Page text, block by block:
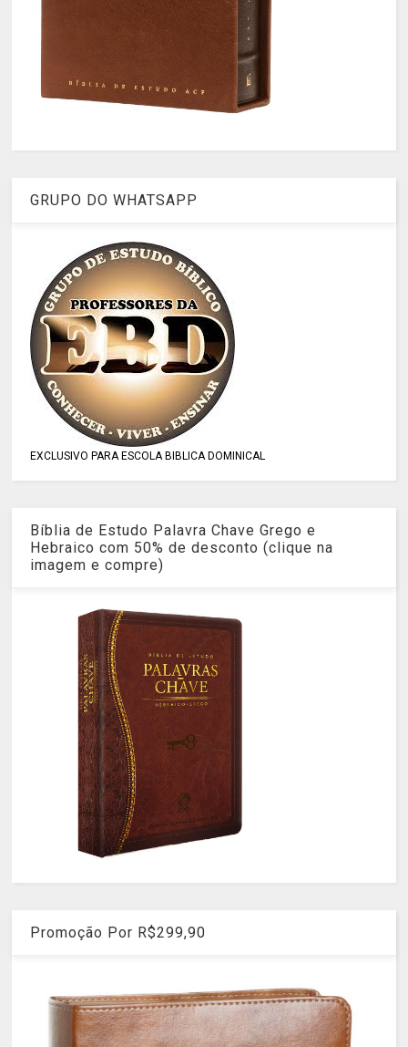
GRUPO DO WHATSAPP
EXCLUSIVO PARA ESCOLA BIBLICA DOMINICAL
Bíblia de Estudo Palavra Chave Grego e
Hebraico com 50% de desconto (clique na
imagem e compre)
Promoção Por R$299,90